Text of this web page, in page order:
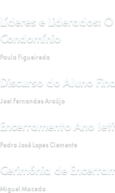
Líderes e Liderados:
Condomínio
Paula Figueiredo
Discurso do Aluno
Joel Fernandes Araújo
Encerramento Ano
Pedro José Lopes Clemente
Cerimónia de
Miguel Macedo